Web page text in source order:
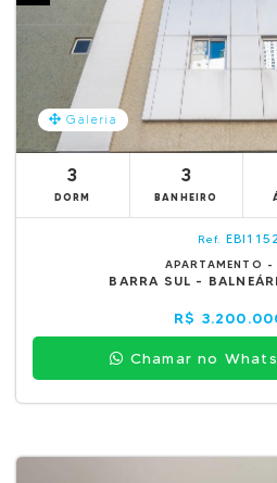
Galeria
3
DORM
3
BANHEIRO
Ref.
APARTAMENTO -
BARRA SUL -
R$
Chamar no